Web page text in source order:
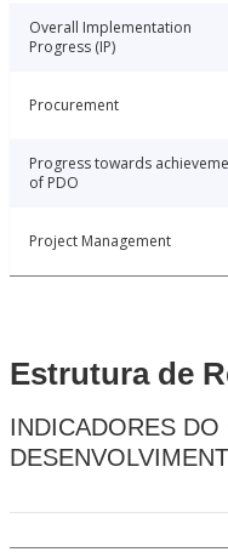
Overall Implementation
Progress (IP)
Procurement
Progress towards
of PDO
Project Management
Estrutura de
INDICADORES